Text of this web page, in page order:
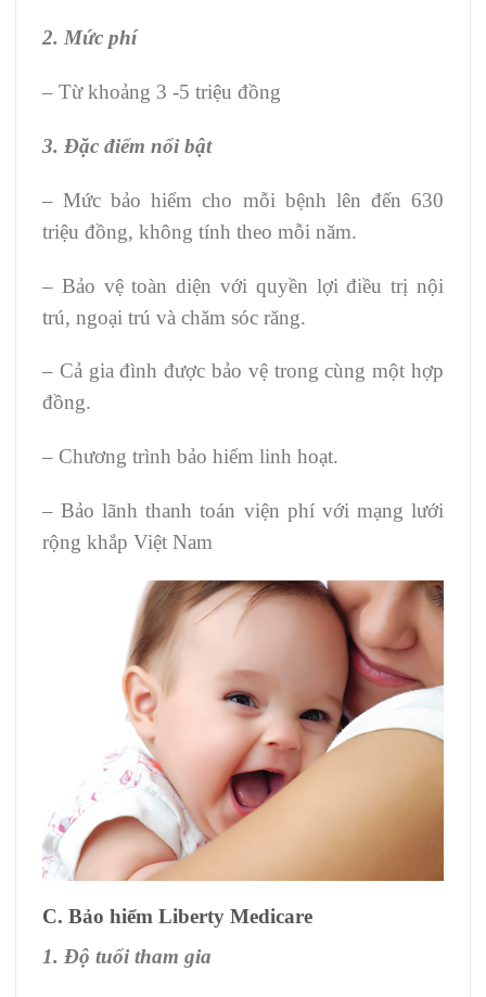
2. Mức phí
– Từ khoảng 3 -5 triệu đồng
3. Đặc điểm nổi bật
– Mức bảo hiểm cho mỗi bệnh lên đến 630
triệu đồng, không tính theo mỗi năm.
– Bảo vệ toàn diện với quyền lợi điều trị nội
trú, ngoại trú và chăm sóc răng.
– Cả gia đình được bảo vệ trong cùng một hợp
đồng.
– Chương trình bảo hiểm linh hoạt.
– Bảo lãnh thanh toán viện phí với mạng lưới
rộng khắp Việt Nam
C. Bảo hiểm Liberty Medicare
1. Độ tuổi tham gia